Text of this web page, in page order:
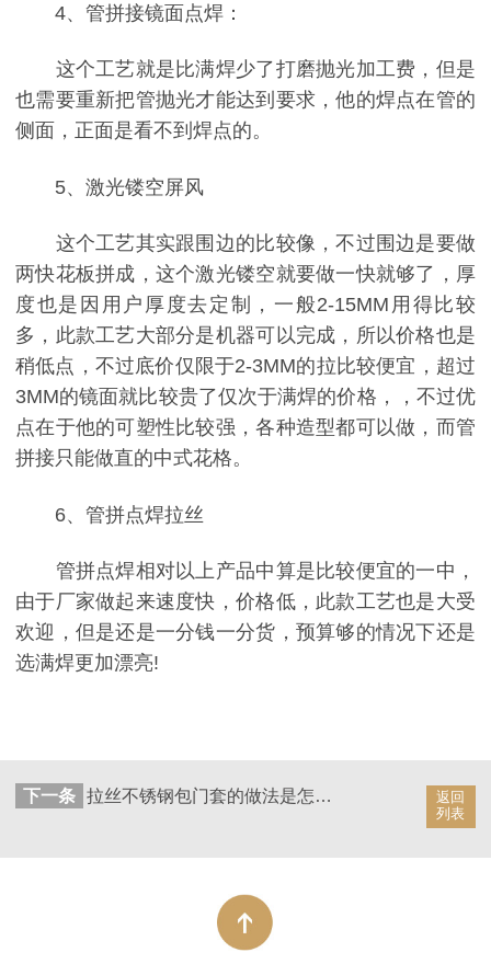
4、管拼接镜面点焊：
这个工艺就是比满焊少了打磨抛光加工费，但是
也需要重新把管抛光才能达到要求，他的焊点在管的
侧面，正面是看不到焊点的。
5、激光镂空屏风
这个工艺其实跟围边的比较像，不过围边是要做
两快花板拼成，这个激光镂空就要做一快就够了，厚
度也是因用户厚度去定制，一般2-15MM用得比较
多，此款工艺大部分是机器可以完成，所以价格也是
稍低点，不过底价仅限于2-3MM的拉比较便宜，超过
3MM的镜面就比较贵了仅次于满焊的价格，，不过优
点在于他的可塑性比较强，各种造型都可以做，而管
拼接只能做直的中式花格。
6、管拼点焊拉丝
管拼点焊相对以上产品中算是比较便宜的一中，
由于厂家做起来速度快，价格低，此款工艺也是大受
欢迎，但是还是一分钱一分货，预算够的情况下还是
选满焊更加漂亮!
返回
列表
下一条 拉丝不锈钢包门套的做法是怎样的